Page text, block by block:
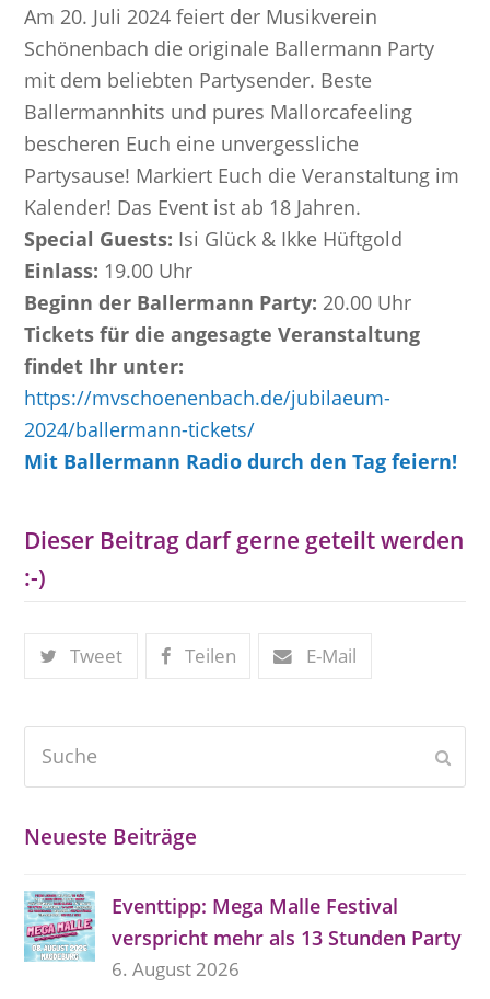
Am 20. Juli 2024 feiert der Musikverein
Schönenbach die originale Ballermann Party
mit dem beliebten Partysender. Beste
Ballermannhits und pures Mallorcafeeling
bescheren Euch eine unvergessliche
Partysause! Markiert Euch die Veranstaltung im
Kalender! Das Event ist ab 18 Jahren.
Special Guests: Isi Glück & Ikke Hüftgold
Einlass: 19.00 Uhr
Beginn der Ballermann Party: 20.00 Uhr
Tickets für die angesagte Veranstaltung
findet Ihr unter:
https://mvschoenenbach.de/jubilaeum-
2024/ballermann-tickets/
Mit Ballermann Radio durch den Tag feiern!
Dieser Beitrag darf gerne geteilt werden
:-)
Tweet Teilen E-Mail
Neueste Beiträge
Eventtipp: Mega Malle Festival
verspricht mehr als 13 Stunden Party
6. August 2026